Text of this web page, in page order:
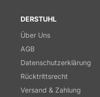
DERSTUHL
Über Uns
AGB
Datenschutzerklärung
Rücktrittsrecht
Versand & Zahlung